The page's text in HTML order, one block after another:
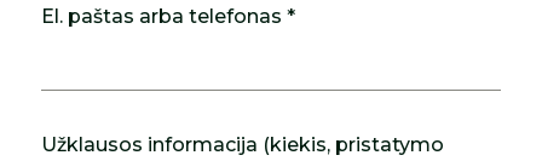
El. paštas arba telefonas *
Užklausos informacija (kiekis, pristatymo